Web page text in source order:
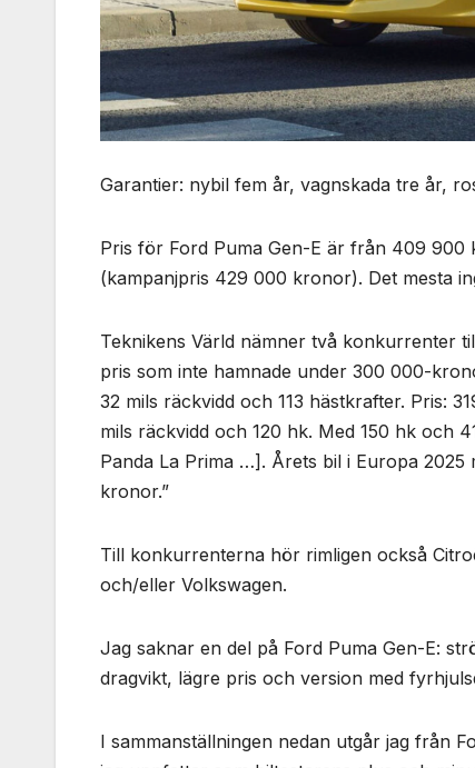
Garantier: nybil fem år, vagnskada tre år,
Pris för Ford Puma Gen-E är från 409
(kampanjpris 429 000 kronor). Det mesta
Teknikens Värld nämner två konkurrenter
pris som inte hamnade under 300 000-
32 mils räckvidd och 113 hästkrafter. Pris:
mils räckvidd och 120 hk. Med 150 hk och
Panda La Prima …]. Årets bil i Europa
kronor.”
Till konkurrenterna hör rimligen också
och/eller Volkswagen.
Jag saknar en del på Ford Puma Gen-E:
dragvikt, lägre pris och version med
I sammanställningen nedan utgår jag från